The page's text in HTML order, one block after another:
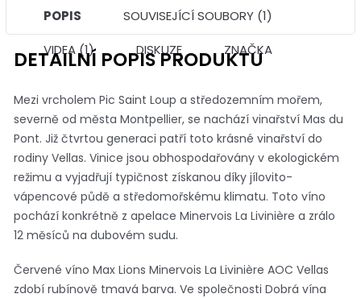
POPIS
SOUVISEJÍCÍ SOUBORY (1)
VIDEA (1)
DISKUZE ZNAČKA
DETAILNÍ POPIS PRODUKTU
Mezi vrcholem Pic Saint Loup a středozemním mořem,
severně od města Montpellier, se nachází vinařství Mas du
Pont. Již čtvrtou generaci patří toto krásné vinařství do
rodiny Vellas. Vinice jsou obhospodařovány v ekologickém
režimu a vyjadřují typičnost získanou díky jílovito-
vápencové půdě a středomořskému klimatu. Toto víno
pochází konkrétně z apelace Minervois La Livinière a zrálo
12 měsíců na dubovém sudu.
Červené víno Max Lions Minervois La Livinière AOC Vellas
zdobí rubínově tmavá barva. Ve společnosti Dobrá vína